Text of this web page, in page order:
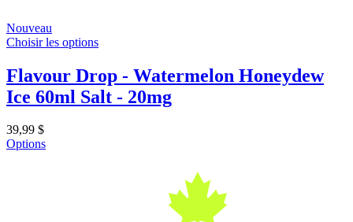
Nouveau
Choisir les options
Flavour Drop - Watermelon Honeydew
Ice 60ml Salt - 20mg
39,99 $
Options